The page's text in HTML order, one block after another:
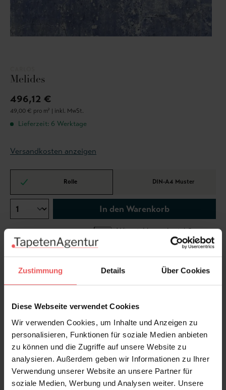
Zustimmung Details Über Cookies
Diese Webseite verwendet Cookies
Wir verwenden Cookies, um Inhalte und Anzeigen zu
personalisieren, Funktionen für soziale Medien anbieten
zu können und die Zugriffe auf unsere Website zu
analysieren. Außerdem geben wir Informationen zu Ihrer
Verwendung unserer Website an unsere Partner für
soziale Medien, Werbung und Analysen weiter. Unsere
Melides
496,12 €
49,00 € pro m² | inkl. MwSt.
Lieferzeit: 6 Werktage
Versandkosten anzeigen
Rolle DIN-A4 Muster
In den Warenkorb
Wie viel brauche ich?
Rollen & Mengen berechnen
...mehr über Edition | Designer's
Produktdetails
Versand & Zahlung